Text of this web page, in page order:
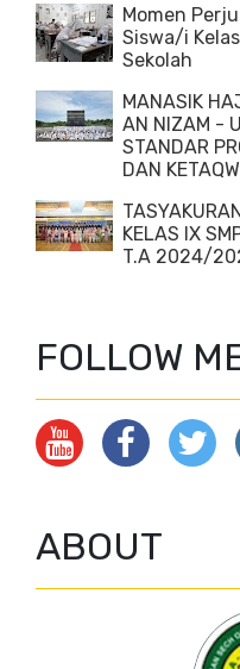
Momen
Siswa/i
Sekolah
MANASIK
AN NIZAM -
STANDAR
DAN
KELAS IX
T.A 2024/
FOLLOW
ABOUT